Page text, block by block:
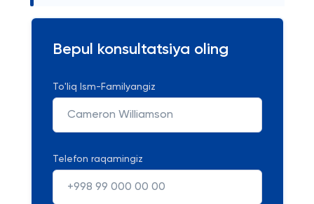
Bepul konsultatsiya oling
To'liq Ism-Familyangiz
Telefon raqamingiz